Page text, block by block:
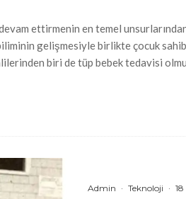
ettirmenin en temel
gelişmesiyle birlikte çocuk
biri de tüp bebek tedavisi
Admin · Teknoloji ·